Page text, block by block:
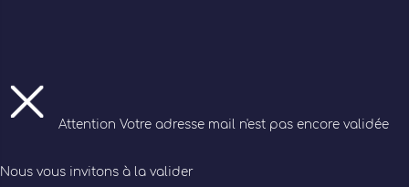
Attention Votre adresse mail n'est pas encore validée
Nous vous invitons à la valider